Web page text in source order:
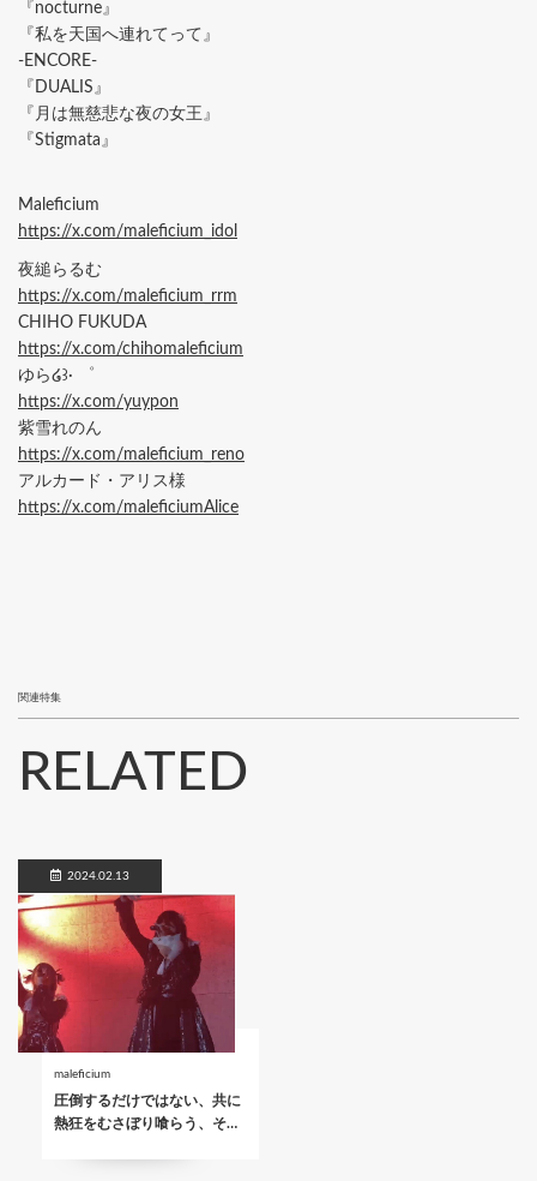
『nocturne』
『私を天国へ連れてって』
-ENCORE-
『DUALIS』
『月は無慈悲な夜の女王』
『Stigmata』
Maleficium
https://x.com/maleficium_idol
夜縋らるむ
https://x.com/maleficium_rrm
CHIHO FUKUDA
https://x.com/chihomaleficium
ゆら໒꒱· ゜
https://x.com/yuypon
紫雪れのん
https://x.com/maleficium_reno
アルカード・アリス様
https://x.com/maleficiumAlice
関連特集
RELATED
2024.02.13
maleficium
圧倒するだけではない、共に
熱狂をむさぼり喰らう、そ…